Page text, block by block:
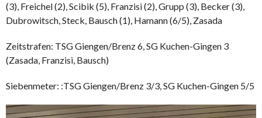
(3), Freichel (2), Scibik (5), Franzisi (2), Grupp (3), Becker (3),
Dubrowitsch, Steck, Bausch (1), Hamann (6/5), Zasada
Zeitstrafen: TSG Giengen/Brenz 6, SG Kuchen-Gingen 3
(Zasada, Franzisi, Bausch)
Siebenmeter: :TSG Giengen/Brenz 3/3, SG Kuchen-Gingen 5/5